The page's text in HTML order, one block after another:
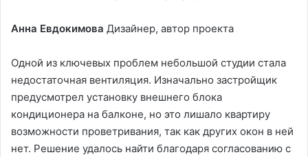
Анна Евдокимова Дизайнер, автор проекта
Одной из ключевых проблем небольшой студии стала
недостаточная вентиляция. Изначально застройщик
предусмотрел установку внешнего блока
кондиционера на балконе, но это лишало квартиру
возможности проветривания, так как других окон в ней
нет. Решение удалось найти благодаря согласованию с